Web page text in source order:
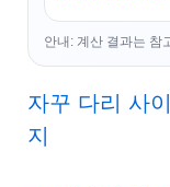
안내: 계산 결과는 참
자꾸 다리 사
지